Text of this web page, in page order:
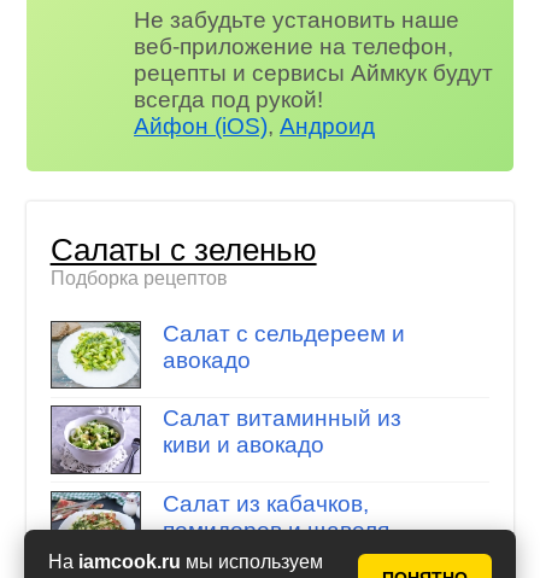
На iamcook.ru мы используем
Не забудьте установить наше
веб-приложение на телефон,
рецепты и сервисы Аймкук будут
всегда под рукой!
Айфон (iOS),Андроид
Салаты с зеленью
Подборка рецептов
Салат с сельдереем и
авокадо
Салат витаминный из
киви и авокадо
Салат из кабачков,
помидоров и щавеля